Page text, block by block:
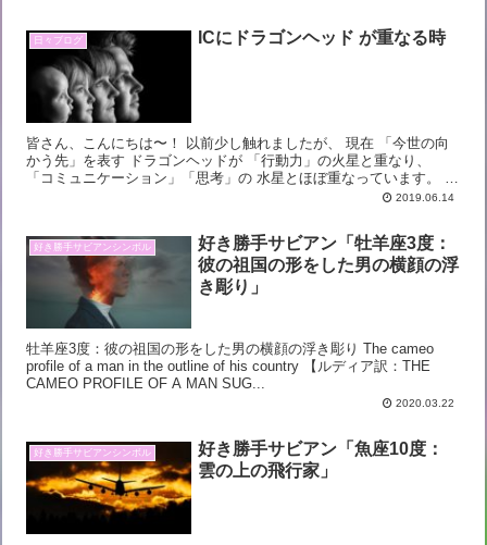
日々ブログ ICにドラゴンヘッド が重なる時
皆さん、こんにちは〜！ 以前少し触れましたが、 現在 「今世の向
かう先」を表す ドラゴンヘッドが 「行動力」の火星と重なり、
「コミュニケーション」「思考」の 水星とほぼ重なっています。 過
2019.06.14
好き勝手サビアンシンボル
好き勝手サビアン「牡羊座3度：
彼の祖国の形をした男の横顔の浮
き彫り」
牡羊座3度：彼の祖国の形をした男の横顔の浮き彫り The cameo
profile of a man in the outline of his country 【ルディア訳：THE
CAMEO PROFILE OF A MAN SUG...
2020.03.22
好き勝手サビアンシンボル
好き勝手サビアン「魚座10度：
雲の上の飛行家」